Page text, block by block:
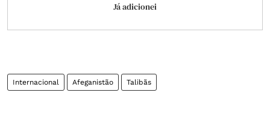
Já adicionei
Internacional Afeganistão Talibãs